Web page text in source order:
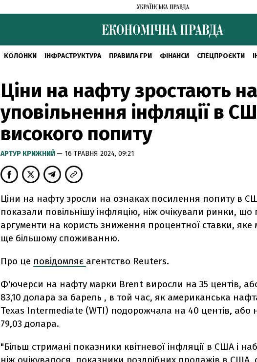
КОЛОНКИ ІНФРАСТРУКТУРА ПРАВИЛА ГРИ ФІНАНСИ СПЕЦПРОЄКТИ
Ціни на нафту зростають на
уповільнення інфляції в
високого попиту
АРТУР КРИЖНИЙ — 16 ТРАВНЯ 2024, 09:21
Ціни на нафту зросли на ознаках посилення попиту в
показали повільнішу інфляцію, ніж очікували ринки, що
аргументи на користь зниження процентної ставки, яке
ще більшому споживанню.
Про це повідомляє агентство Reuters.
Ф'ючерси на нафту марки Brent виросли на 35 центів,
83,10 долара за барель , в той час, як американська
Texas Intermediate (WTI) подорожчала на 40 центів, або
79,03 долара.
"Більш стримані показники квітневої інфляції в США і